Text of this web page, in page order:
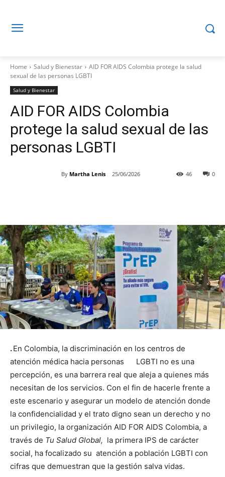
Home Salud y Bienestar
AID FOR AIDS Colombia protege la salud
sexual de las personas LGBTI
Salud y Bienestar
AID FOR AIDS Colombia
protege la salud sexual de las
personas LGBTI
By Martha Lenis 25/06/2026 0
46
.En Colombia, la discriminación en los centros de
atención médica hacia personas LGBTI no es una
percepción, es una barrera real que aleja a quienes más
necesitan de los servicios. Con el fin de hacerle frente a
este escenario y asegurar un modelo de atención donde
la confidencialidad y el trato digno sean un derecho y no
un privilegio, la organización AID FOR AIDS Colombia, a
través de Tu Salud Global, la primera IPS de carácter
social, ha focalizado su atención a población LGBTI con
cifras que demuestran que la gestión salva vidas.